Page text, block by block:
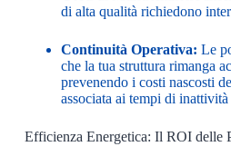
di alta qualità richiedono
Continuità Operativa: Le
che la tua struttura rimanga
prevenendo i costi nascosti
associata ai tempi di
Efficienza Energetica: Il ROI delle